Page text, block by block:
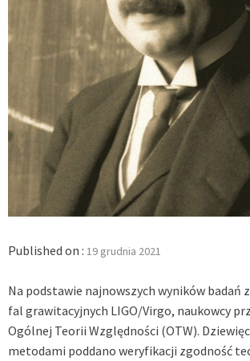
Published on : 19 grudnia 2021
Na podstawie najnowszych wyników badań
fal grawitacyjnych LIGO/Virgo, naukowcy
Ogólnej Teorii Względności (OTW).
metodami poddano weryfikacji zgodność